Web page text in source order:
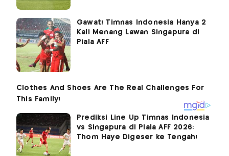
Gawat! Timnas Indonesia Hanya 2
Kali Menang Lawan Singapura di
Piala AFF
Prediksi Line Up Timnas Indonesia
vs Singapura di Piala AFF 2026:
Thom Haye Digeser ke Tengah!